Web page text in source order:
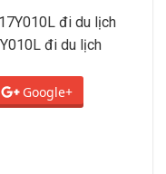
đi du lịch
Google+